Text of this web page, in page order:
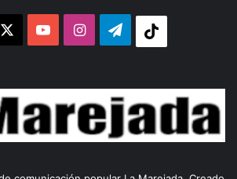
YouTubeInstagram
Telegram